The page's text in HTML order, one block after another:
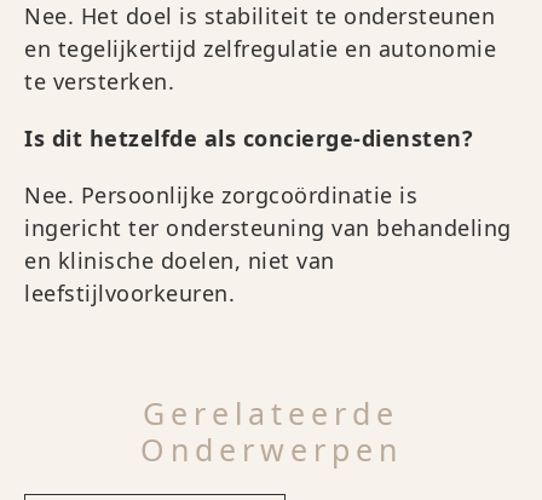
Nee. Het doel is stabiliteit te ondersteunen
en tegelijkertijd zelfregulatie en autonomie
te versterken.
Is dit hetzelfde als concierge-diensten?
Nee. Persoonlijke zorgcoördinatie is
ingericht ter ondersteuning van behandeling
en klinische doelen, niet van
leefstijlvoorkeuren.
Gerelateerde
Onderwerpen